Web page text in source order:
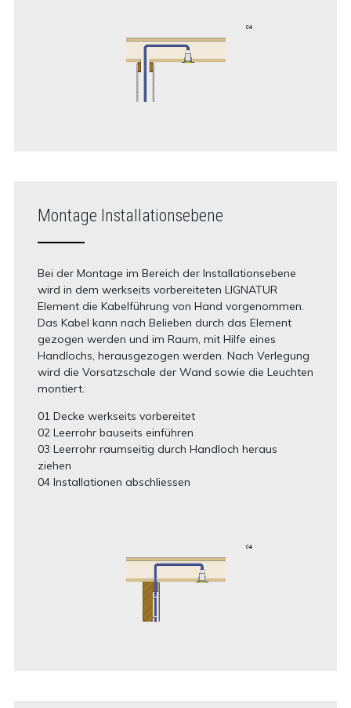
Montage Installationsebene
Bei der Montage im Bereich der Installationsebene
wird in dem werkseits vorbereiteten LIGNATUR
Element die Kabelführung von Hand vorgenommen.
Das Kabel kann nach Belieben durch das Element
gezogen werden und im Raum, mit Hilfe eines
Handlochs, herausgezogen werden. Nach Verlegung
wird die Vorsatzschale der Wand sowie die Leuchten
montiert.
01 Decke werkseits vorbereitet
02 Leerrohr bauseits einführen
03 Leerrohr raumseitig durch Handloch heraus
ziehen
04 Installationen abschliessen